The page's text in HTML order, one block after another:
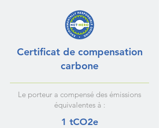
Certificat de compensation
carbone
Le porteur a compensé des émissions
équivalentes à :
1 tCO2e